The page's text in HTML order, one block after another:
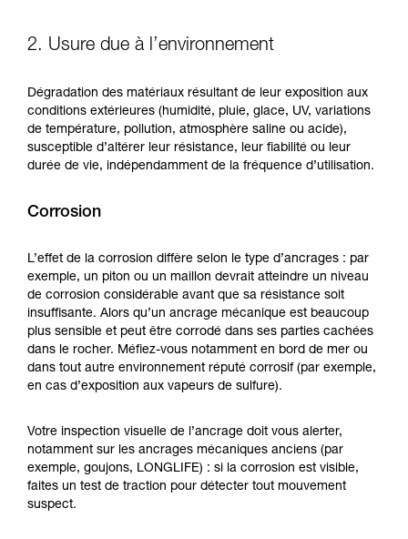
2. Usure due à l’environnement
Dégradation des matériaux résultant de leur exposition aux
conditions extérieures (humidité, pluie, glace, UV, variations
de température, pollution, atmosphère saline ou acide),
susceptible d’altérer leur résistance, leur fiabilité ou leur
durée de vie, indépendamment de la fréquence d’utilisation.
Corrosion
L’effet de la corrosion diffère selon le type d’ancrages : par
exemple, un piton ou un maillon devrait atteindre un niveau
de corrosion considérable avant que sa résistance soit
insuffisante. Alors qu’un ancrage mécanique est beaucoup
plus sensible et peut être corrodé dans ses parties cachées
dans le rocher. Méfiez-vous notamment en bord de mer ou
dans tout autre environnement réputé corrosif (par exemple,
en cas d’exposition aux vapeurs de sulfure).
Votre inspection visuelle de l’ancrage doit vous alerter,
notamment sur les ancrages mécaniques anciens (par
exemple, goujons, LONGLIFE) : si la corrosion est visible,
faites un test de traction pour détecter tout mouvement
suspect.